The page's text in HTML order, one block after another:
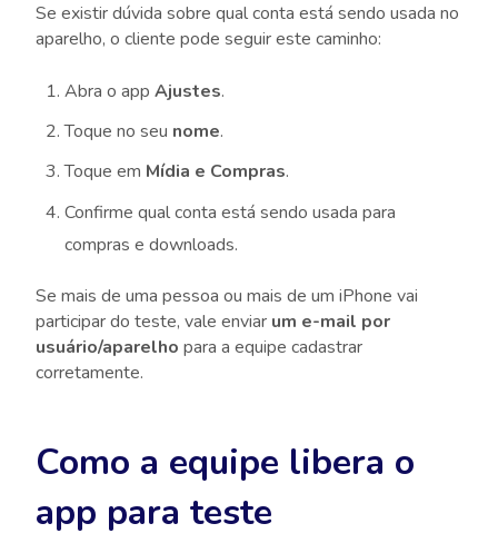
Se existir dúvida sobre qual conta está sendo usada no
aparelho, o cliente pode seguir este caminho:
Abra o app Ajustes.
Toque no seu nome.
Toque em Mídia e Compras.
Confirme qual conta está sendo usada para
compras e downloads.
Se mais de uma pessoa ou mais de um iPhone vai
participar do teste, vale enviar um e-mail por
usuário/aparelho para a equipe cadastrar
corretamente.
Como a equipe libera o
app para teste